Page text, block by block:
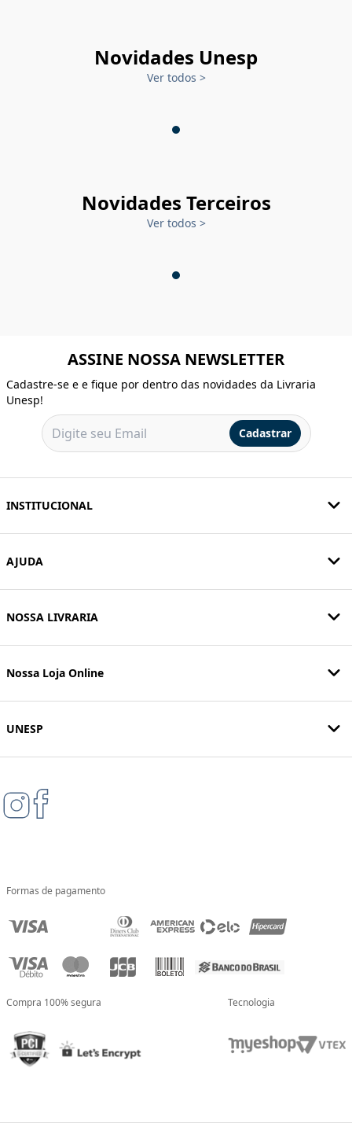
Novidades Unesp
Ver todos >
Novidades Terceiros
Ver todos >
ASSINE NOSSA NEWSLETTER
Cadastre-se e e fique por dentro das novidades da Livraria
Unesp!
Cadastrar
INSTITUCIONAL
AJUDA
NOSSA LIVRARIA
Nossa Loja Online
UNESP
Formas de pagamento
Compra 100% segura Tecnologia